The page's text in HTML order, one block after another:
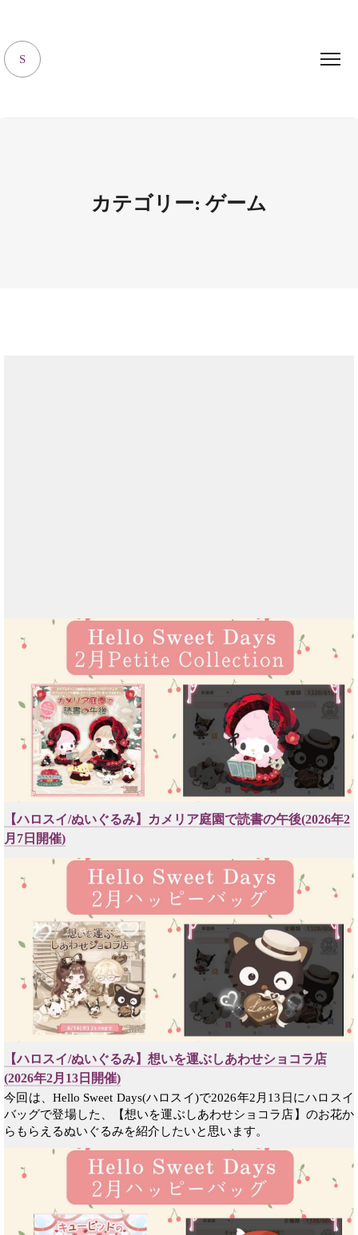
S
カテゴリー: ゲーム
【ハロスイ/ぬいぐるみ】カメリア庭園で読書の午後(2026年2
月7日開催)
【ハロスイ/ぬいぐるみ】想いを運ぶしあわせショコラ店
(2026年2月13日開催)
今回は、Hello Sweet Days(ハロスイ)で2026年2月13日にハロスイ
バッグで登場した、【想いを運ぶしあわせショコラ店】のお花か
らもらえるぬいぐるみを紹介したいと思います。